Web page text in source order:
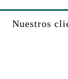
Nuestros